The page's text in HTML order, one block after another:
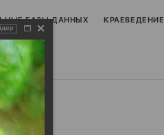
БАЗЫ ДАННЫХ КРАЕВЕДЕНИЕ